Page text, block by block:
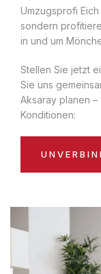
Umzugsprofi
sondern
in und um
Stellen Sie jetzt
Sie uns
Aksaray planen
Konditionen: